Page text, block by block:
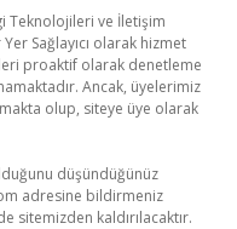
Teknolojileri ve İletişim
Sağlayıcı olarak hizmet
proaktif olarak denetleme
Ancak, üyelerimiz
olup, siteye üye olarak
düşündüğünüz
adresine bildirmeniz
sitemizden kaldırılacaktır.